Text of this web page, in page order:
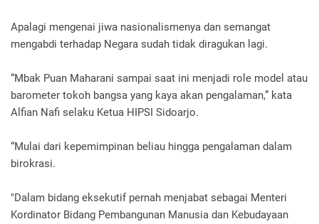
Apalagi mengenai jiwa nasionalismenya dan semangat
mengabdi terhadap Negara sudah tidak diragukan lagi.
“Mbak Puan Maharani sampai saat ini menjadi role model atau
barometer tokoh bangsa yang kaya akan pengalaman,” kata
Alfian Nafi selaku Ketua HIPSI Sidoarjo.
“Mulai dari kepemimpinan beliau hingga pengalaman dalam
birokrasi.
"Dalam bidang eksekutif pernah menjabat sebagai Menteri
Kordinator Bidang Pembangunan Manusia dan Kebudayaan